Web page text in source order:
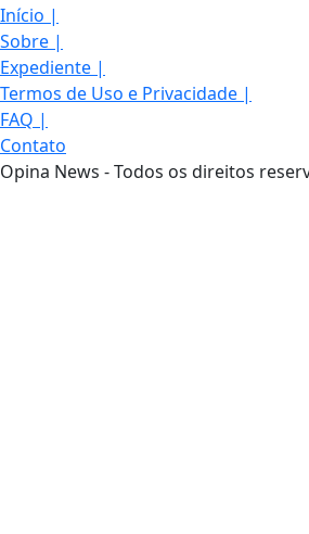
Início |
Sobre |
Expediente |
Termos de Uso e Privacidade |
FAQ |
Contato
Opina News - Todos os direitos